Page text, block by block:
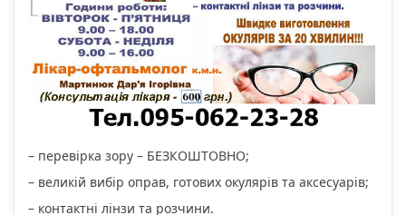
– перевірка зору – БЕЗКОШТОВНО;
– великій вибір оправ, готових окулярів та аксесуарів;
– контактні лінзи та розчини.